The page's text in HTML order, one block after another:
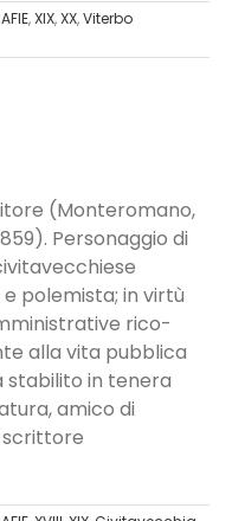
,XIX,XX,Viterbo
(Monteromano,
Personaggio di
polemista; in virtù
rico­
alla vita pubblica
stabilito in tenera
amico di
scrittore